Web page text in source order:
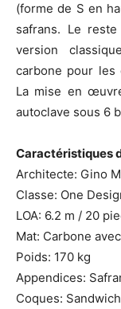
(forme de S en
safrans. Le
version
carbone pour les
La mise en
autoclave sous 6
Caractéristiques
Architecte: Gino
Classe: One
LOA: 6.2 m / 20
Mat: Carbone
Poids: 170 kg
Appendices:
Coques: